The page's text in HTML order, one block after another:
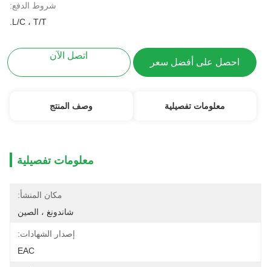
شروط الدفع:
L/C ، T/T.
احصل على أفضل سعر
اتصل الآن
معلومات تفصيلية وصف المنتج
معلومات تفصيلية
مكان المنشأ:
شاندونغ ، الصين
إصدار الشهادات:
EAC